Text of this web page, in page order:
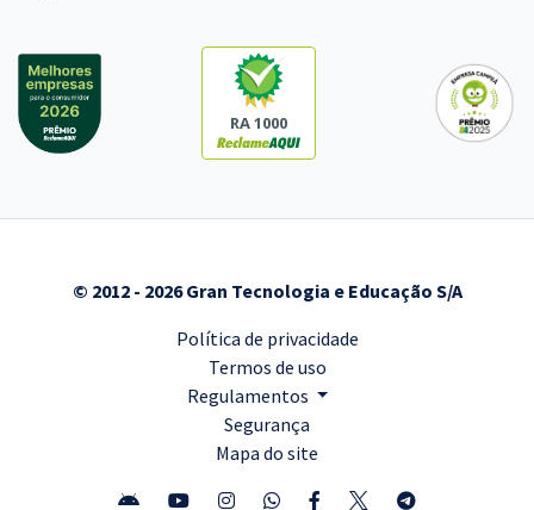
RA 1000
© 2012 - 2026 Gran Tecnologia e Educação S/A
Política de privacidade
Termos de uso
Regulamentos
Segurança
Mapa do site